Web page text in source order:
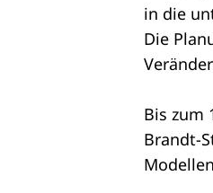
in die
Die
Bis zum
Brandt-